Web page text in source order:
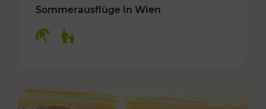
Sommerausflüge in Wien